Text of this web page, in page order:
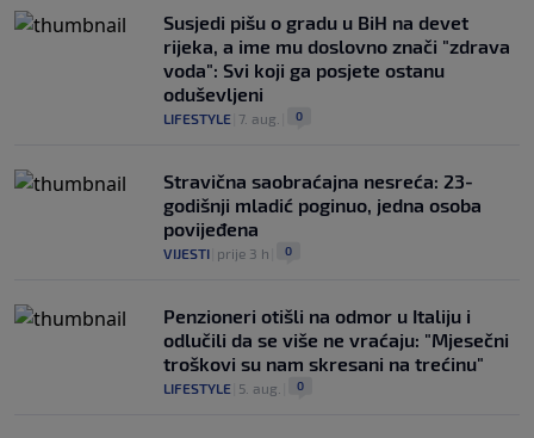
Susjedi pišu o gradu u BiH na devet
rijeka, a ime mu doslovno znači "zdrava
voda": Svi koji ga posjete ostanu
oduševljeni
LIFESTYLE 7. aug. 0
Stravična saobraćajna nesreća: 23-
godišnji mladić poginuo, jedna osoba
povijeđena
VIJESTI prije 3 h 0
Penzioneri otišli na odmor u Italiju i
odlučili da se više ne vraćaju: "Mjesečni
troškovi su nam skresani na trećinu"
LIFESTYLE 5. aug. 0